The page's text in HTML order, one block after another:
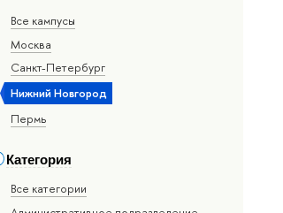
Все кампусы
Москва
Санкт-Петербург
Нижний Новгород
Пермь
Категория
Все категории